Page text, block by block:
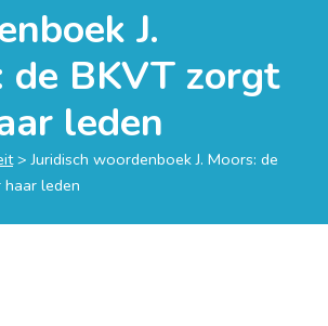
J.
de BKVT zorgt
leden
>Juridisch woordenboek J. Moors: de
leden